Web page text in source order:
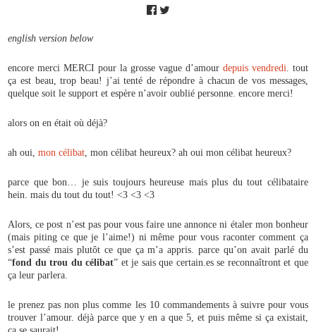
english version below
encore merci MERCI pour la grosse vague d’amour depuis vendredi . tout
ça est beau, trop beau! j’ai tenté de répondre à chacun de vos messages,
quelque soit le support et espère n’avoir oublié personne. encore merci!
alors on en était où déjà?
ah oui,mon célibat , mon célibat heureux? ah oui mon célibat heureux?
parce que bon… je suis toujours heureuse mais plus du tout célibataire
hein. mais du tout du tout! <3 <3 <3
Alors, ce post n’est pas pour vous faire une annonce ni étaler mon bonheur
(mais piting ce que je l’aime!) ni même pour vous raconter comment ça
s’est passé mais plutôt ce que ça m’a appris. parce qu’on avait parlé du
“fond du trou du célibat” et je sais que certain.es se reconnaîtront et que
ça leur parlera.
le prenez pas non plus comme les 10 commandements à suivre pour vous
trouver l’amour. déjà parce que y en a que 5, et puis même si ça existait,